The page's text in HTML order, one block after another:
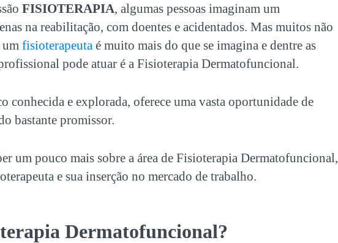
FISIOTERAPIA, algumas pessoas imaginam um
na reabilitação, com doentes e acidentados. Mas muitos não
um fisioterapeuta é muito mais do que se imagina e dentre as
pode atuar é a Fisioterapia Dermatofuncional.
conhecida e explorada, oferece uma vasta oportunidade de
bastante promissor.
um pouco mais sobre a área de Fisioterapia Dermatofuncional,
e sua inserção no mercado de trabalho.
Dermatofuncional?